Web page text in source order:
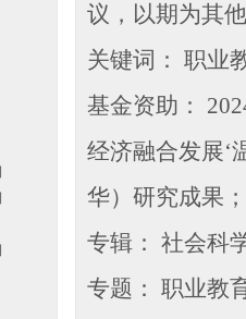
议，以期为其
关键词： 职业
基金资助：
经济融合发展‘
华）研究成果；
专辑： 社会科
专题： 职业教